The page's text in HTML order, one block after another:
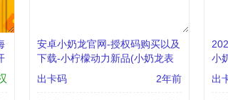
安卓小奶龙官网-授权码购买以及
下载-小柠檬动力新品(小奶龙表
情包叫什么名字 )
出卡码 2年前
小
科 )
出